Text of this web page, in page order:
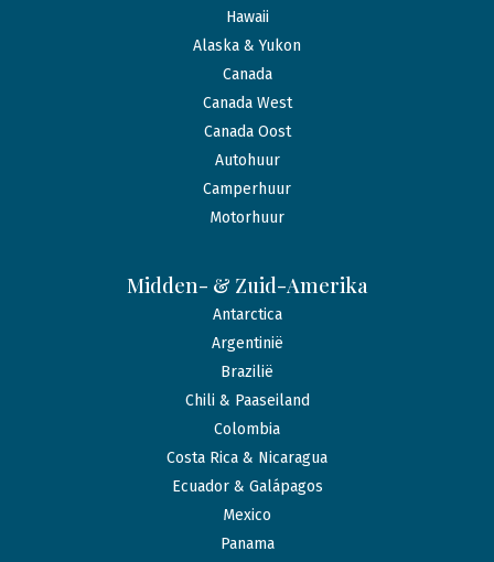
Hawaii
Alaska & Yukon
Canada
Canada West
Canada Oost
Autohuur
Camperhuur
Motorhuur
Midden- & Zuid-Amerika
Antarctica
Argentinië
Brazilië
Chili & Paaseiland
Colombia
Costa Rica & Nicaragua
Ecuador & Galápagos
Mexico
Panama